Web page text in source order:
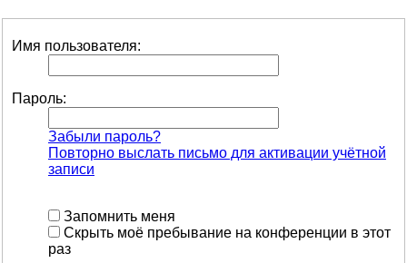
Имя пользователя:
Пароль:
Забыли пароль?
Повторно выслать письмо для активации учётной
записи
Запомнить меня
Скрыть моё пребывание на конференции в этот
раз